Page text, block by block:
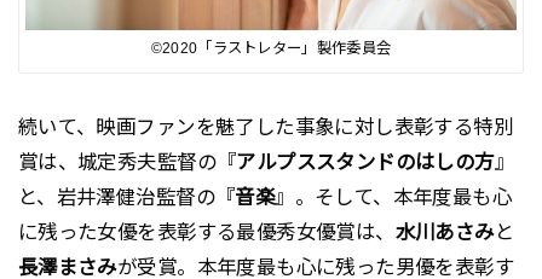
©︎2020「ラストレター」製作委員会
続いて、映画ファンを魅了した事象に対し表彰する特別
賞は、城定秀夫監督の『アルプススタンドのはしの方』
と、岩井澤健治監督の『音楽』。そして、本年度最も心
に残った女優を表彰する最優秀女優賞は、 水川あさみと
長澤まさみが受賞。本年度最も心に残った男優を表彰す